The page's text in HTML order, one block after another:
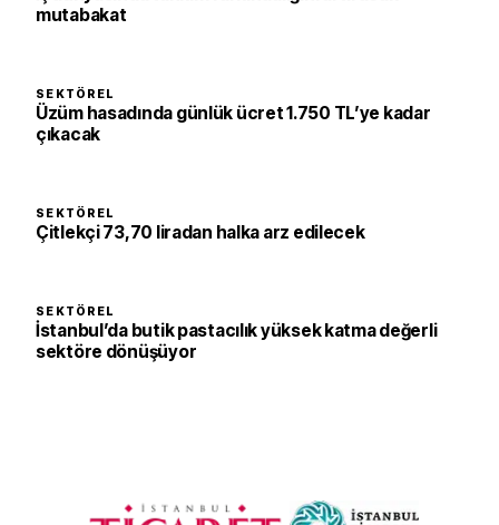
mutabakat
SEKTÖREL
Üzüm hasadında günlük ücret 1.750 TL’ye kadar
çıkacak
SEKTÖREL
Çitlekçi 73,70 liradan halka arz edilecek
SEKTÖREL
İstanbul’da butik pastacılık yüksek katma değerli
sektöre dönüşüyor